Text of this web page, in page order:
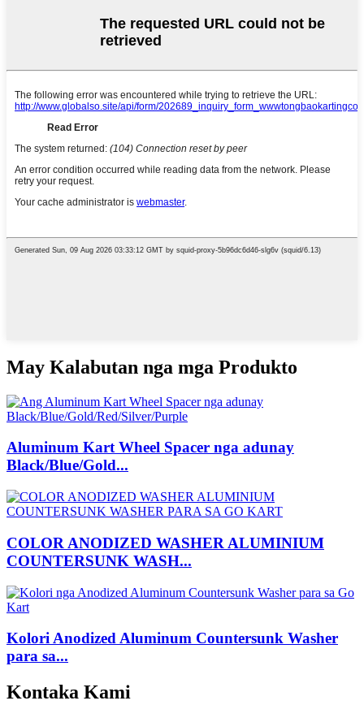
May Kalabutan nga mga Produkto
Aluminum Kart Wheel Spacer nga adunay
Black/Blue/Gold...
COLOR ANODIZED WASHER ALUMINIUM
COUNTERSUNK WASH...
Kolori Anodized Aluminum Countersunk Washer
para sa...
Kontaka Kami